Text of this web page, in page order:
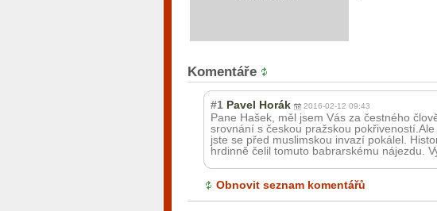
Komentáře
#1 Pavel Horák 2016-02-12 09:43
Pane Hašek, měl jsem Vás za čestného
srovnání s českou pražskou
jste se před muslimskou invazí pokálel.
hrdinně čelil tomuto babrarskému nájezdu.
Obnovit seznam komentářů